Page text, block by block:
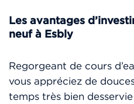
Les avantages
neuf à Esbly
Regorgeant de cours
vous appréciez de
temps très bien